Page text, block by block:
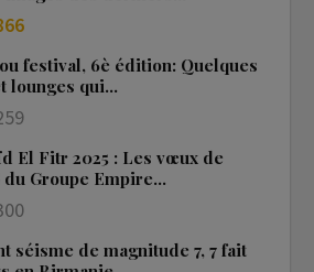
festival, 6è édition: Quelques
lounges qui…
El Fitr 2025 : Les vœux de
Groupe Empire…
séisme de magnitude 7, 7 fait